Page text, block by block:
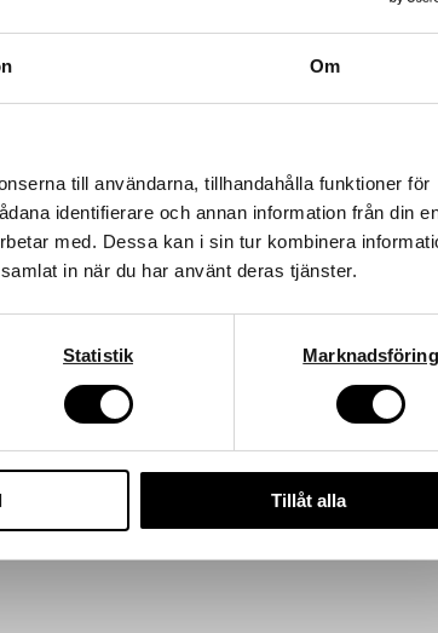
Om
till användarna, tillhandahålla funktioner för
identifierare och annan information från din
med. Dessa kan i sin tur kombinera
in när du har använt deras tjänster.
Statistik Marknadsföring
Tillåt alla
Det är en enkel och effektiv behandling som ger ett
Hämta kod